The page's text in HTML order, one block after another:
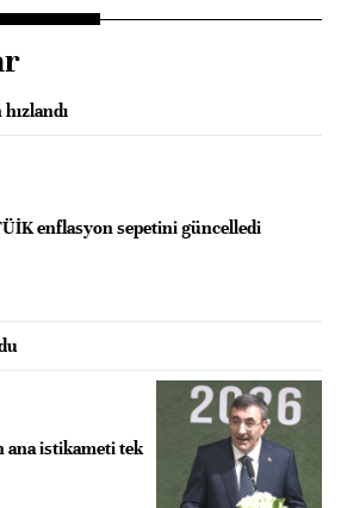
enflasyon sepetini güncelledi
ana istikameti tek